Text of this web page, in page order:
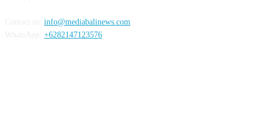
info@mediabalinews.com
+6282147123576